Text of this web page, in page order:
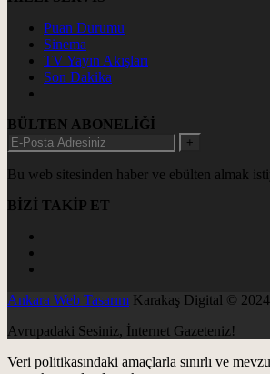
Puan Durumu
Sinema
TV Yayın Akışları
Son Dakika
BÜLTEN ABONELİĞİ
+
Bu web sitesinden haber ve ebülten almak
BİZİ TAKİP ET
Ankara Web Tasarım Karakaş Digital © 2024
Avrupadaki Sesiniz, İnternet Gazeteniz!
Veri politikasındaki amaçlarla sınırlı ve